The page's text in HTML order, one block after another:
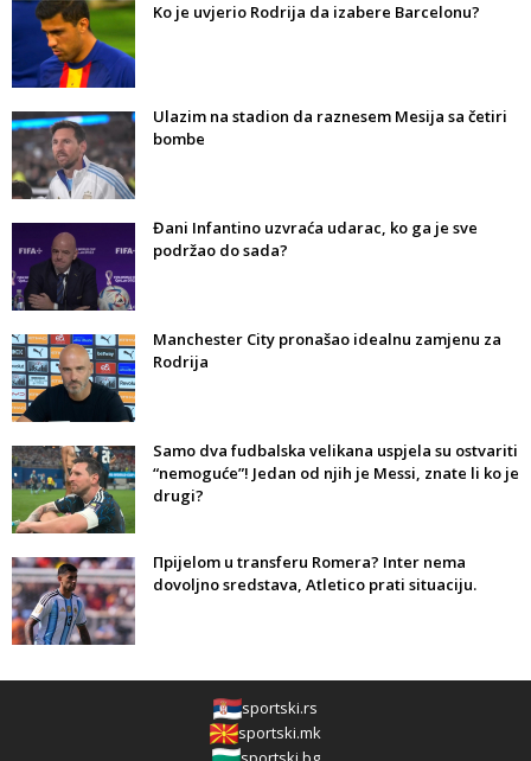
Ko je uvjerio Rodrija da izabere Barcelonu?
Ulazim na stadion da raznesem Mesija sa četiri
bombe
Đani Infantino uzvraća udarac, ko ga je sve
podržao do sada?
Manchester City pronašao idealnu zamjenu za
Rodrija
Samo dva fudbalska velikana uspjela su ostvariti
“nemoguće”! Jedan od njih je Messi, znate li ko je
drugi?
Прijelom u transferu Romera? Inter nema
dovoljno sredstava, Atletico prati situaciju.
sportski.rs
sportski.mk